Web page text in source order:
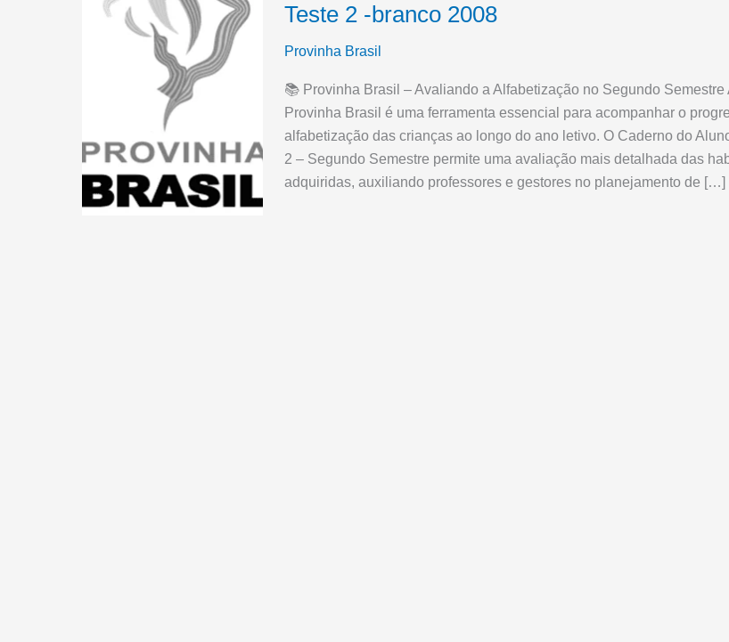
Teste 2 -branco 2008
Provinha Brasil
📚 Provinha Brasil – Avaliando a Alfabetização no Segundo Semestre
Provinha Brasil é uma ferramenta essencial para acompanhar o
alfabetização das crianças ao longo do ano letivo. O Caderno do
2 – Segundo Semestre permite uma avaliação mais detalhada das
adquiridas, auxiliando professores e gestores no planejamento de […]